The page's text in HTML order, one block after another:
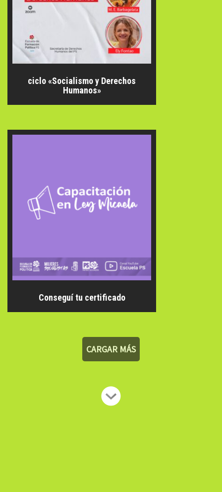
ciclo «Socialismo y Derechos
Humanos»
Conseguí tu certificado
CARGAR MÁS